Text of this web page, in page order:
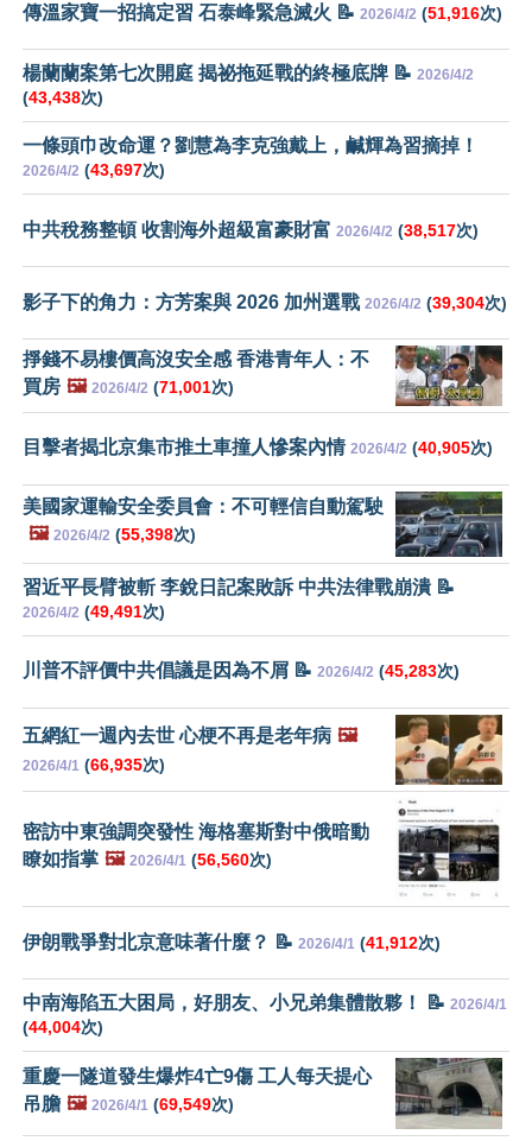
傳溫家寶一招搞定習 石泰峰緊急滅火 📝 2026/4/2 (51,916次)
楊蘭蘭案第七次開庭 揭祕拖延戰的終極底牌 📝 2026/4/2
(43,438次)
一條頭巾改命運？劉慧為李克強戴上，鹹輝為習摘掉！
2026/4/2 (43,697次)
中共稅務整頓 收割海外超級富豪財富 2026/4/2 (38,517次)
影子下的角力：方芳案與 2026 加州選戰 2026/4/2 (39,304次)
掙錢不易樓價高沒安全感 香港青年人：不
買房 🖼️ 2026/4/2 (71,001次)
目擊者揭北京集市推土車撞人慘案內情 2026/4/2 (40,905次)
美國家運輸安全委員會：不可輕信自動駕駛
🖼️ 2026/4/2 (55,398次)
習近平長臂被斬 李銳日記案敗訴 中共法律戰崩潰 📝
2026/4/2 (49,491次)
川普不評價中共倡議是因為不屑 📝 2026/4/2 (45,283次)
五網紅一週內去世 心梗不再是老年病 🖼️
2026/4/1 (66,935次)
密訪中東強調突發性 海格塞斯對中俄暗動
瞭如指掌 🖼️ 2026/4/1 (56,560次)
伊朗戰爭對北京意味著什麼？ 📝 2026/4/1 (41,912次)
中南海陷五大困局，好朋友、小兄弟集體散夥！ 📝 2026/4/1
(44,004次)
重慶一隧道發生爆炸4亡9傷 工人每天提心
吊膽 🖼️ 2026/4/1 (69,549次)